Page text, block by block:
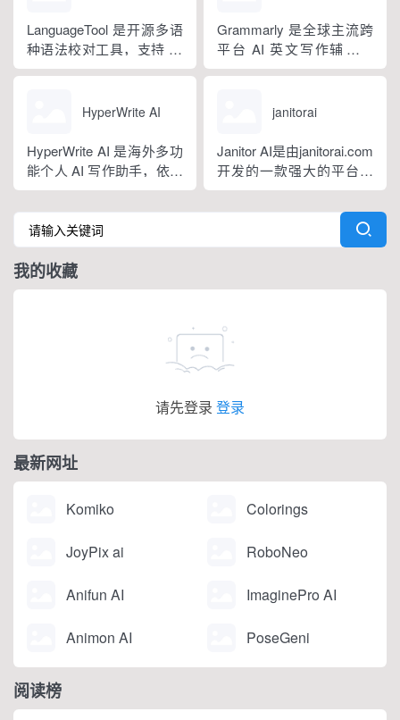
询、内容创作、生活事务
辅助等场景。产品采用金
币激励体系，用户可通过
LanguageTool 是开源多语
种语法校对工具，支持 30
余种语言与方言检测，覆
语种，区分六大英语地域
法纠错外，还可校验标
点、大小写、语句冗余问
题，附带 AI 句子改写功
Grammarly 是全球主流跨
平台 AI 英文写作辅助工
具，提供免费基础版本，
搭载 GrammarlyGO 智能
AI 生成、抄袭检测、引文
排版、团队文风统一功能
于一体。覆盖客户端、浏
HyperWrite AI
HyperWrite AI 是海外多功
能个人 AI 写作助手，依托
大语言模型打造全场景文
字处理工具，内置上百种
写作功能，支持原生网页
编辑器与 Chrome 浏览器
插件，可在任意网页实时
调用 AI。覆盖内容生成、
janitorai
Janitor AI是由janitorai.com
开发的一款强大的平台，
允许用户创建具有不同个
性的NSFW虚构聊天机器
人角色。该平台由大型语
言模型驱动，包括OpenAI
我的收藏
请先登录 登录
最新网址
Komiko Colorings
JoyPix ai RoboNeo
Anifun AI ImaginePro AI
Animon AI PoseGeni
阅读榜